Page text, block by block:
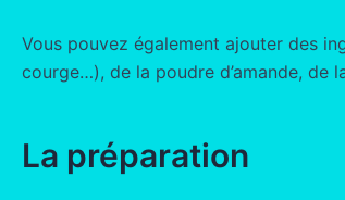
Vous pouvez également ajouter des
courge…), de la poudre d’amande, de
La préparation